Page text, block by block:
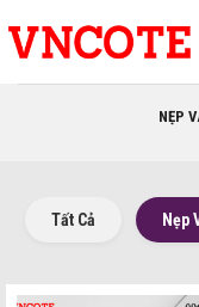
to
NẸP
Tất Cả Nẹp